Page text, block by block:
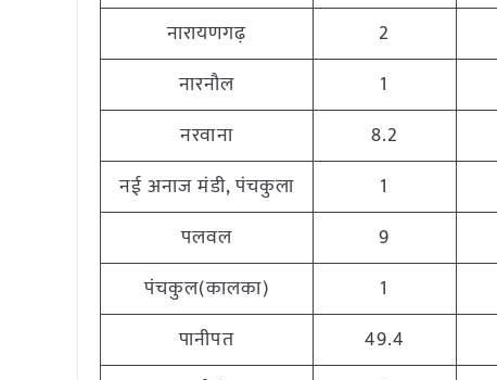
नारायणगढ़
2
नारनौल
1
नरवाना
8.2
नई अनाज मंडी, पंचकुला
1
पलवल
9
पंचकुल(कालका)
1
पानीपत
49.4